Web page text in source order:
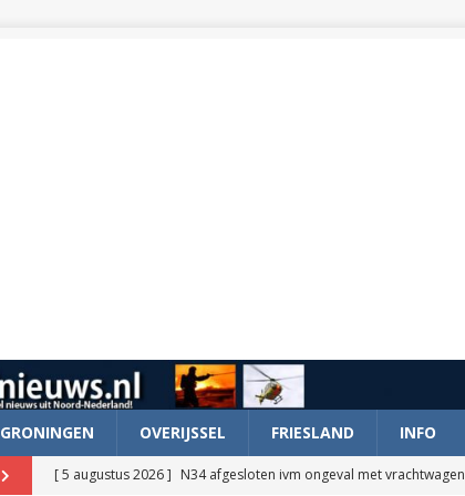
GRONINGEN OVERIJSSEL FRIESLAND INFO
[ 5 augustus 2026 ] N34 afgesloten ivm ongeval met vrachtwagen